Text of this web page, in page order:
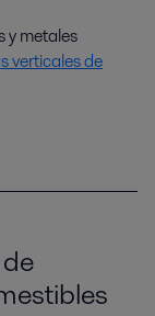
y metales
verticales de